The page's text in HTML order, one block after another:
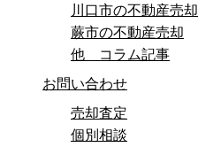
川口市の不動産売却
蕨市の不動産売却
他 コラム記事
お問い合わせ
売却査定
個別相談